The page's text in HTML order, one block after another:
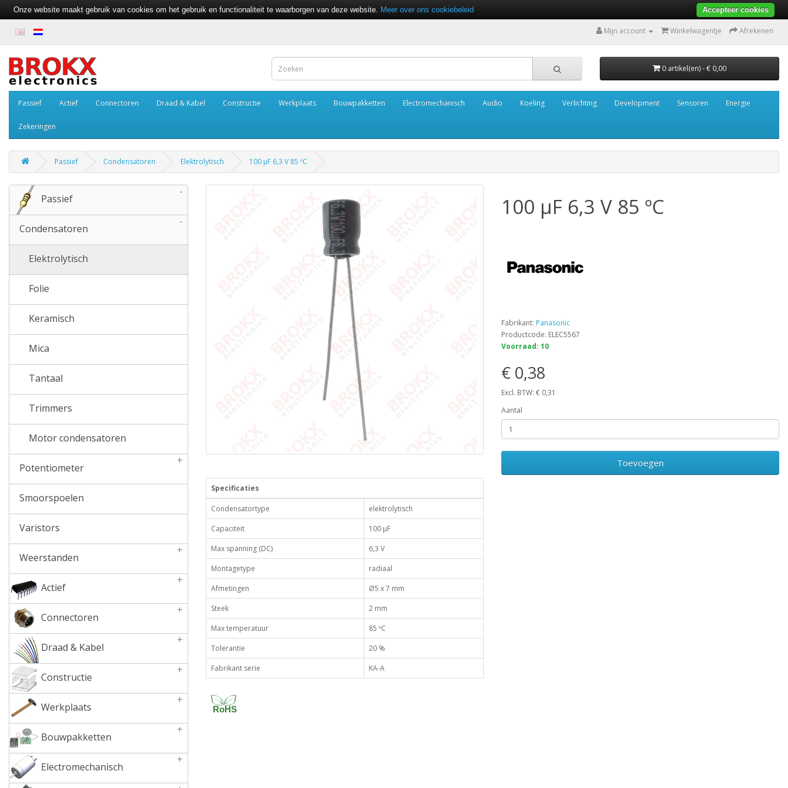
Mijn account Winkelwagentje Afrekenen
0 artikel(en) - € 0,00
Passief Actief Connectoren Draad & Kabel Constructie Werkplaats Bouwpakketten Electromechanisch Audio Koeling Verlichting Development Sensoren Energie
Zekeringen
Passief Condensatoren Elektrolytisch 100 µF 6,3 V 85 ºC
Passief
-
Condensatoren
-
Elektrolytisch
Folie
Keramisch
Mica
Tantaal
Trimmers
Motor condensatoren
Potentiometer
+
Smoorspoelen
Varistors
Weerstanden
+
Actief
+
Connectoren
+
Draad & Kabel
+
Constructie
+
Werkplaats
+
Bouwpakketten
+
Electromechanisch
+
Specificaties
Condensatortype
elektrolytisch
Capaciteit
100 µF
Max spanning (DC)
6,3 V
Montagetype
radiaal
Afmetingen
Ø5 x 7 mm
Steek
2 mm
Max temperatuur
85 ºC
Tolerantie
20 %
Fabrikant serie
KA-A
RoHS
100 µF 6,3 V 85 ºC
Fabrikant: Panasonic
Productcode: ELEC5567
Voorraad: 10
€ 0,38
Excl. BTW: € 0,31
Aantal
Toevoegen
Onze website maakt gebruik van cookies om het gebruik en functionaliteit te waarborgen van deze website. Meer over ons cookiebeleid Accepteer cookies